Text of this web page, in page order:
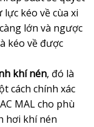
kéo về cùa xi
lớn và ngược
kéo về được
khí nén, đó là
cách chính xác
MAL cho phù
hơi khí nén